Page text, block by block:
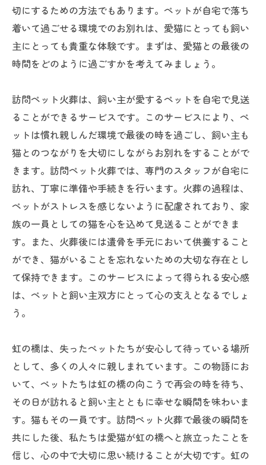
切にするための方法でもあります。ペットが自宅で落ち
着いて過ごせる環境でのお別れは、愛猫にとっても飼い
主にとっても貴重な体験です。まずは、愛猫との最後の
時間をどのように過ごすかを考えてみましょう。
訪問ペット火葬は、飼い主が愛するペットを自宅で見送
ることができるサービスです。このサービスにより、ペ
ットは慣れ親しんだ環境で最後の時を過ごし、飼い主も
猫とのつながりを大切にしながらお別れをすることがで
きます。訪問ペット火葬では、専門のスタッフが自宅に
訪れ、丁寧に準備や手続きを行います。火葬の過程は、
ペットがストレスを感じないように配慮されており、家
族の一員としての猫を心を込めて見送ることができま
す。また、火葬後には遺骨を手元において供養すること
ができ、猫がいることを忘れないための大切な存在とし
て保持できます。このサービスによって得られる安心感
は、ペットと飼い主双方にとって心の支えとなるでしょ
う。
虹の橋は、失ったペットたちが安心して待っている場所
として、多くの人々に親しまれています。この物語にお
いて、ペットたちは虹の橋の向こうで再会の時を待ち、
その日が訪れると飼い主とともに幸せな瞬間を味わいま
す。猫もその一員です。訪問ペット火葬で最後の瞬間を
共にした後、私たちは愛猫が虹の橋へと旅立ったことを
信じ、心の中で大切に思い続けることが大切です。虹の